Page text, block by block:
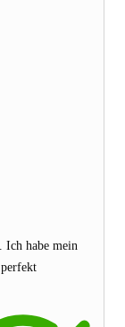
Ich habe mein